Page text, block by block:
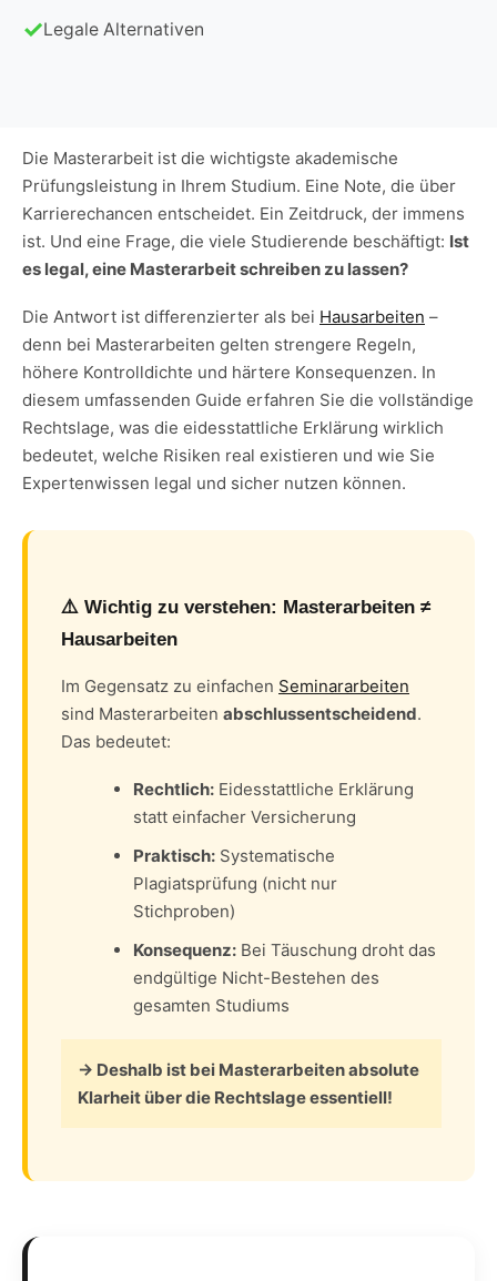
Legale Alternativen
Die Masterarbeit ist die wichtigste akademische
Prüfungsleistung in Ihrem Studium. Eine Note, die über
Karrierechancen entscheidet. Ein Zeitdruck, der immens
ist. Und eine Frage, die viele Studierende beschäftigt: Ist
es legal, eine Masterarbeit schreiben zu lassen?
Die Antwort ist differenzierter als bei Hausarbeiten –
denn bei Masterarbeiten gelten strengere Regeln,
höhere Kontrolldichte und härtere Konsequenzen. In
diesem umfassenden Guide erfahren Sie die vollständige
Rechtslage, was die eidesstattliche Erklärung wirklich
bedeutet, welche Risiken real existieren und wie Sie
Expertenwissen legal und sicher nutzen können.
⚠️ Wichtig zu verstehen: Masterarbeiten ≠
Hausarbeiten
Im Gegensatz zu einfachen Seminararbeiten
sind Masterarbeiten abschlussentscheidend.
Das bedeutet:
Rechtlich: Eidesstattliche Erklärung
statt einfacher Versicherung
Praktisch: Systematische
Plagiatsprüfung (nicht nur
Stichproben)
Konsequenz: Bei Täuschung droht das
endgültige Nicht-Bestehen des
gesamten Studiums
→ Deshalb ist bei Masterarbeiten absolute
Klarheit über die Rechtslage essentiell!